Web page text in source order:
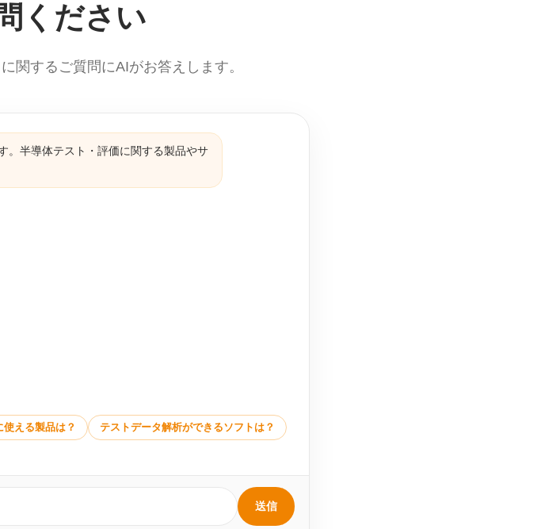
ください
関するご質問にAIがお答えします。
。半導体テスト・評価に関する製品やサ
える製品は？ テストデータ解析ができるソフトは？
送信